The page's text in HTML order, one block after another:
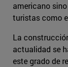
americano
turistas como
La
actualidad se
este grado de